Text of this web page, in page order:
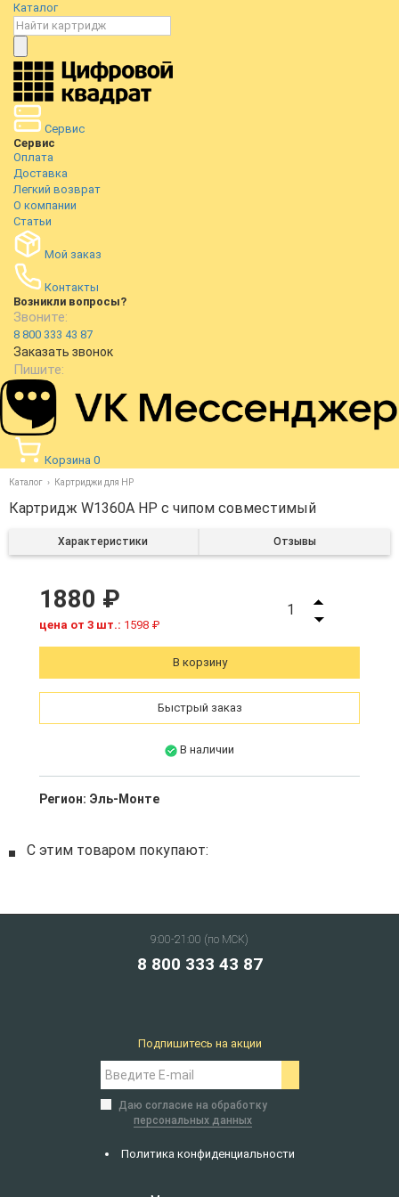
Каталог
Сервис
Сервис
Оплата
Доставка
Легкий возврат
О компании
Статьи
Мой заказ
Контакты
Возникли вопросы?
Звоните:
8 800 333 43 87
Заказать звонок
Пишите:
Корзина 0
Каталог Картриджи для HP
Картридж W1360A HP с чипом совместимый
Характеристики Отзывы
1880 ₽
цена от 3 шт.: 1598 ₽
1
В корзину
Быстрый заказ
В наличии
Регион: Эль-Монте
С этим товаром покупают:
9:00-21:00 (по МСК)
8 800 333 43 87
Политика конфиденциальности
Подпишитесь на акции
Даю согласие на обработку
персональных данных